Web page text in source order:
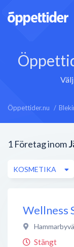
Öppettider.nu
1 Företag inom
KOSMETIKA
Wellness
Stängt